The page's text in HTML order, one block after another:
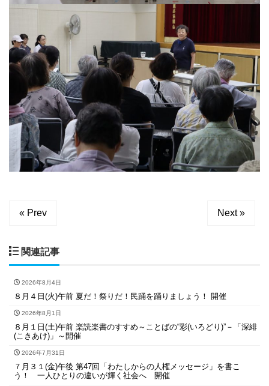
« Prev Next »
関連記事
2026年8月4日
８月４日(火)午前 夏だ！祭りだ！民踊を踊りましょう！ 開催
2026年8月1日
８月１日(土)午前 楽読楽書のすすめ～ことばの“彩(いろどり)”－「深緋
(こきあけ)」～開催
2026年7月31日
７月３１(金)午後 第47回「わたしからの人権メッセージ」を書こ
う！ 一人ひとりの違いが輝く社会へ 開催